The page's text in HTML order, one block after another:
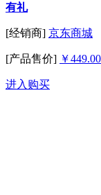
有礼
[经销商] 京东商城
[产品售价] ￥
进入购买